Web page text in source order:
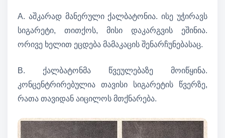
A. აშკარად მანერული ქალბატონია. ისე უჭირავს
სიგარეტი, თითქოს, მისი დაკარგვის ეშინია.
ორივე ხელით ეცდება მამაკაცის შენარჩუნებასაც.
B. ქალბატონმა წვეულებაზე მოიწყინა.
კონცენტრირებულია თავისი სიგარეტის წვერზე,
რათა თავიდან აიცილოს მთქნარება.